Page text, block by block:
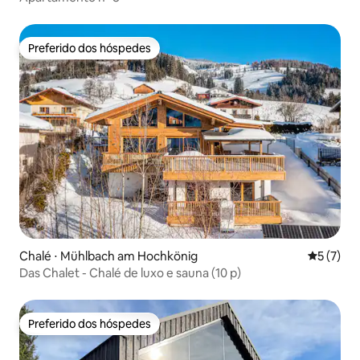
Preferido dos hóspedes
Preferido dos hóspedes
Chalé ⋅ Mühlbach am Hochkönig 5 de
5 (7)
Das Chalet - Chalé de luxo e sauna (10 p)
Preferido dos hóspedes
Preferido dos hóspedes